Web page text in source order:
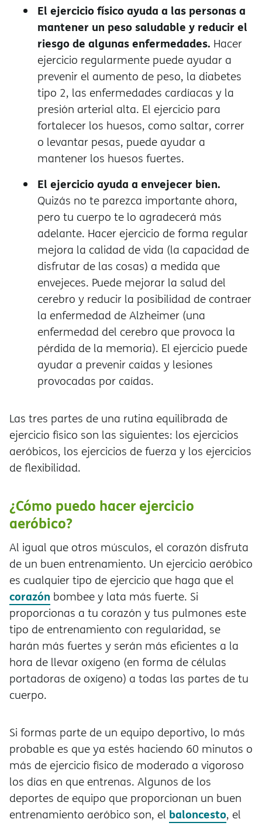
El ejercicio físico ayuda a las personas a
mantener un peso saludable y reducir el
riesgo de algunas enfermedades. Hacer
ejercicio regularmente puede ayudar a
prevenir el aumento de peso, la diabetes
tipo 2, las enfermedades cardíacas y la
presión arterial alta. El ejercicio para
fortalecer los huesos, como saltar, correr
o levantar pesas, puede ayudar a
mantener los huesos fuertes.
El ejercicio ayuda a envejecer bien.
Quizás no te parezca importante ahora,
pero tu cuerpo te lo agradecerá más
adelante. Hacer ejercicio de forma regular
mejora la calidad de vida (la capacidad de
disfrutar de las cosas) a medida que
envejeces. Puede mejorar la salud del
cerebro y reducir la posibilidad de contraer
la enfermedad de Alzheimer (una
enfermedad del cerebro que provoca la
pérdida de la memoria). El ejercicio puede
ayudar a prevenir caídas y lesiones
provocadas por caídas.
Las tres partes de una rutina equilibrada de
ejercicio físico son las siguientes: los ejercicios
aeróbicos, los ejercicios de fuerza y los ejercicios
de flexibilidad.
¿Cómo puedo hacer ejercicio
aeróbico?
Al igual que otros músculos, el corazón disfruta
de un buen entrenamiento. Un ejercicio aeróbico
es cualquier tipo de ejercicio que haga que el
corazón bombee y lata más fuerte. Si
proporcionas a tu corazón y tus pulmones este
tipo de entrenamiento con regularidad, se
harán más fuertes y serán más eficientes a la
hora de llevar oxígeno (en forma de células
portadoras de oxígeno) a todas las partes de tu
cuerpo.
Si formas parte de un equipo deportivo, lo más
probable es que ya estés haciendo 60 minutos o
más de ejercicio físico de moderado a vigoroso
los días en que entrenas. Algunos de los
deportes de equipo que proporcionan un buen
entrenamiento aeróbico son, el baloncesto, el